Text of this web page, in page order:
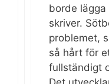
borde
skriver.
problemet,
så hårt för
fullständigt